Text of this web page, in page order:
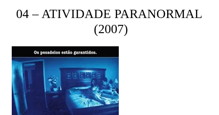
04 – ATIVIDADE PARANORMAL
(2007)